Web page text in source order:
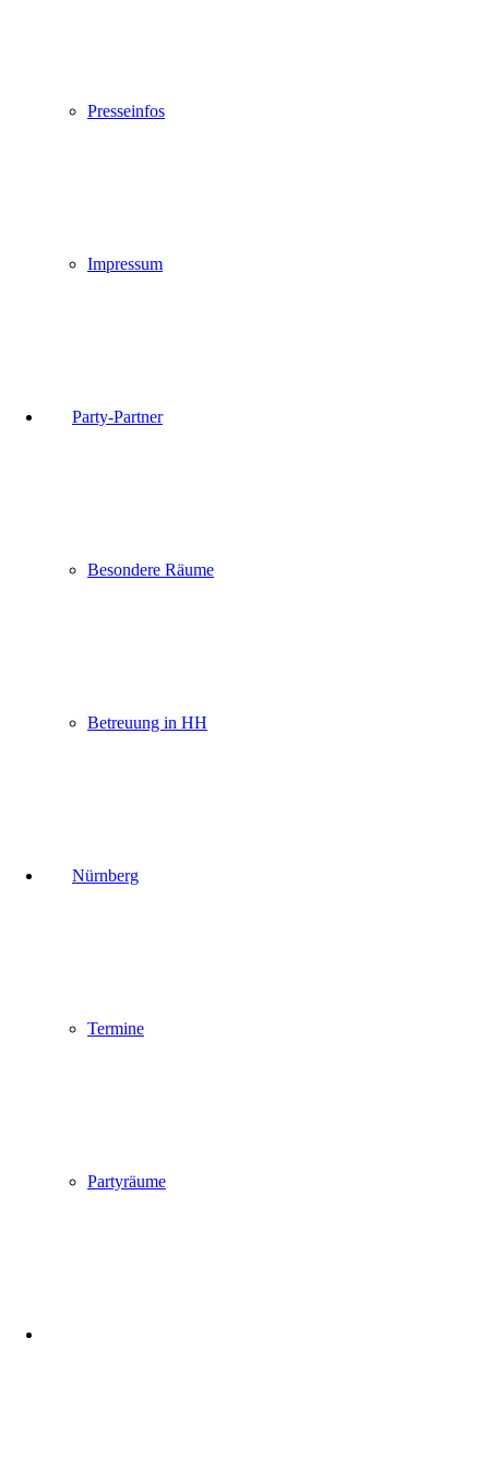
Presseinfos
Impressum
Party-Partner
Besondere Räume
Betreuung in HH
Nürnberg
Termine
Partyräume